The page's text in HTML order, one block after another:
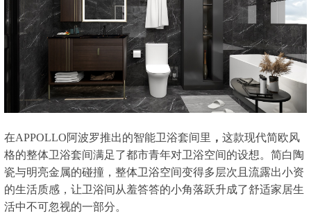
在APPOLLO阿波罗推出的智能卫浴套间里 ， 这款现代简欧风
格的整体卫浴套间满足了都市青年对卫浴空间的设想。简白陶
瓷与明亮金属的碰撞，整体卫浴空间变得多层次且流露出小资
的生活质感，让卫浴间从羞答答的小角落跃升成了舒适家居生
活中不可忽视的一部分。